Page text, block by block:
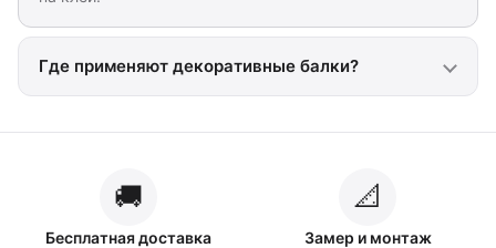
Где применяют декоративные балки?
🚚
Бесплатная доставка
📐
Замер и монтаж